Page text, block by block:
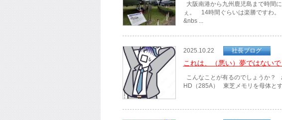
大阪南港から九州鹿児島まで時間
ぇ。 14時間ぐらいは楽勝ですわ。
&nbs ...
2025.10.22 社長ブログ
これは、（悪い）夢ではない
こんなことが有るのでしょうか？
HD（285A） 東芝メモリを母体と